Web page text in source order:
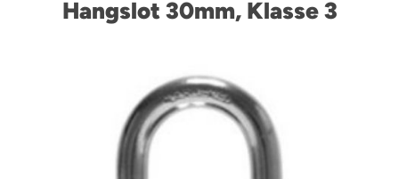
Hangslot 30mm, Klasse 3